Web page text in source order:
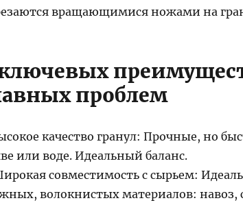
вращающимися ножами на
проблем
качество гранул: Прочные, но
или воде. Идеальный баланс.
совместимость с сырьем:
волокнистых материалов: навоз,